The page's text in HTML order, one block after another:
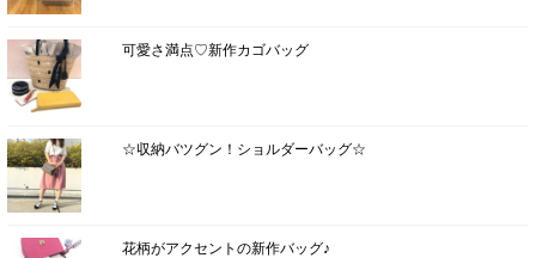
可愛さ満点♡新作カゴバッグ
☆収納バツグン！ショルダーバッグ☆
花柄がアクセントの新作バッグ♪